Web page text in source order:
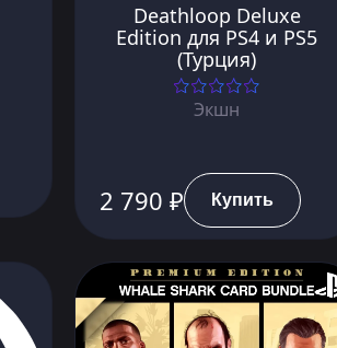
Deathloop Deluxe
Edition для PS4 и PS5
(Турция)
Экшн
2 790 ₽ Купить